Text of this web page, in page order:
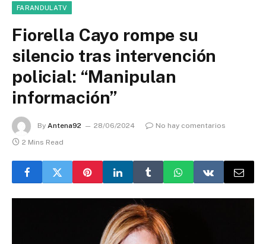
FARANDULATV
Fiorella Cayo rompe su
silencio tras intervención
policial: “Manipulan
información”
By Antena92 28/06/2024
No hay comentarios
2 Mins Read